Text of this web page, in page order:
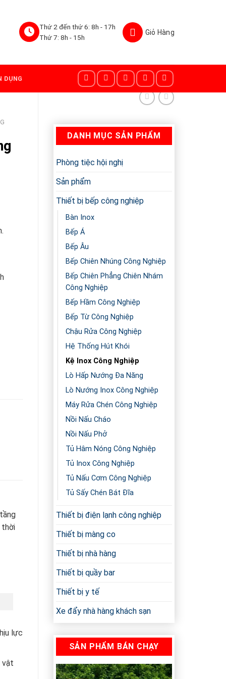
Thứ 2 đến thứ 6: 8h - 17h
Thứ 7: 8h - 15h
DỤNG
DANH MỤC SẢN PHẨM
Phòng tiệc hội nghị
Sản phẩm
Thiết bị bếp công nghiệp
Bàn Inox
Bếp Á
Bếp Âu
Bếp Chiên Nhúng Công Nghiệp
Bếp Chiên Phẳng Chiên Nhám
Công Nghiệp
Bếp Hầm Công Nghiệp
Bếp Từ Công Nghiệp
Chậu Rửa Công Nghiệp
Hệ Thống Hút Khói
Kệ Inox Công Nghiệp
Lò Hấp Nướng Đa Năng
Lò Nướng Inox Công Nghiệp
Máy Rửa Chén Công Nghiệp
Nồi Nấu Cháo
Nồi Nấu Phở
Tủ Hâm Nóng Công Nghiệp
Tủ Inox Công Nghiệp
Tủ Nấu Cơm Công Nghiệp
Tủ Sấy Chén Bát Đĩa
Thiết bị điện lạnh công nghiệp
Thiết bị màng co
Thiết bị nhà hàng
Thiết bị quầy bar
Thiết bị y tế
Xe đẩy nhà hàng khách sạn
SẢN PHẨM BÁN CHẠY
thời
lực
vật